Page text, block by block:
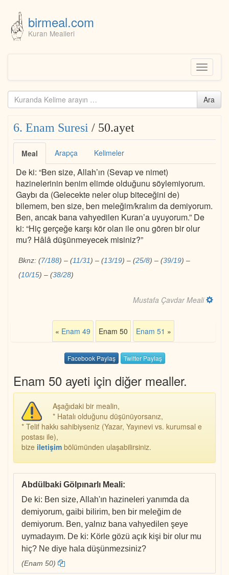
birmeal.com
Kuran Mealleri
Toggle
Kuranda
ara...
Ara
6. Enam Suresi / 50.ayet
Meal Arapça Kelimeler
De ki: “Ben size, Allah’ın (Sevap ve nimet)
hazinelerinin benim elimde olduğunu söylemiyorum.
Gaybı da (Gelecekte neler olup biteceğini de)
bilemem, ben size, ben meleğim/kralım da demiyorum.
Ben, ancak bana vahyedilen Kuran’a uyuyorum.” De
ki: “Hiç gerçeğe karşı kör olan ile onu gören bir olur
mu? Hâlâ düşünmeyecek misiniz?”
Bknz: (7/188) – (11/31) – (13/19) – (25/8) – (39/19) –
(10/15) – (38/28)
Mustafa Çavdar Meali
« Enam 49 Enam 50 Enam 51 »
Facebook Paylaş Twitter Paylaş
Enam 50 ayeti için diğer mealler.
Aşağıdaki bir mealin,
* Hatalı olduğunu düşünüyorsanız,
* Telif hakkı sahibiyseniz (Yazar, Yayınevi vs. kurumsal e
postası ile),
bize iletişim bölümünden ulaşabilirsiniz.
Abdülbaki Gölpınarlı Meali:
De ki: Ben size, Allah'ın hazineleri yanımda da
demiyorum, gaibi bilirim, ben bir meleğim de
demiyorum. Ben, yalnız bana vahyedilen şeye
uymadayım. De ki: Körle gözü açık kişi bir olur mu
hiç? Ne diye hala düşünmezsiniz?
(Enam 50)